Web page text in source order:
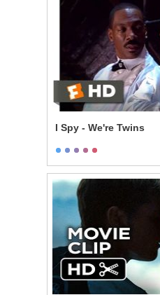
I Spy - We're Twins